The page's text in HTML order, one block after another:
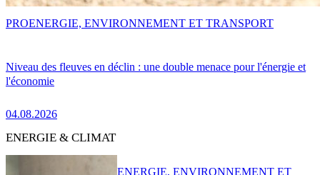
Niveau des fleuves en déclin : une double menace pour l'énergie et
l'économie
04.08.2026
PROENERGIE, ENVIRONNEMENT ET TRANSPORT
ENERGIE & CLIMAT
ENERGIE, ENVIRONNEMENT ET